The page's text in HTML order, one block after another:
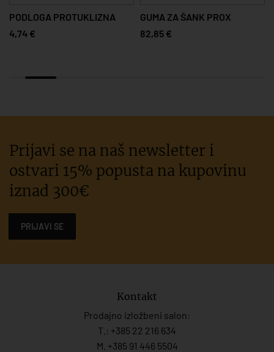
PODLOGA PROTUKLIZNA
4,74 €
GUMA ZA ŠANK PROX
82,85 €
Prijavi se na naš newsletter i
ostvari 15% popusta na kupovinu
iznad 300€
PRIJAVI SE
Kontakt
Prodajno izložbeni salon:
T.: +385 22 216 634
M. +385 91 446 5504